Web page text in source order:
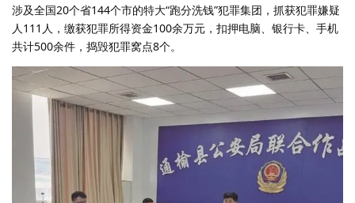
涉及全国20个省144个市的特大“跑分洗钱”犯罪集团，抓获犯罪嫌疑
人111人，缴获犯罪所得资金100余万元，扣押电脑、银行卡、手机
共计500余件，捣毁犯罪窝点8个。